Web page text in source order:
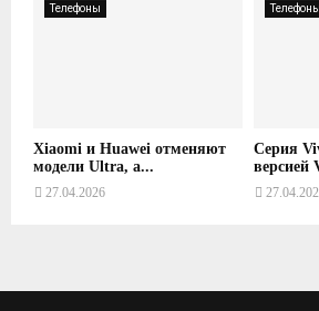
Телефоны
Xiaomi и Huawei отменяют
модели Ultra, а...
27.04.2026
Телефоны
Серия
версией